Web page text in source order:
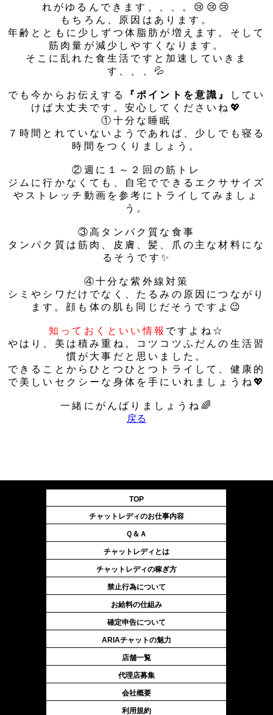
れがゆるんできます、、、。😢😢😢
もちろん、原因はあります。
年齢とともに少しずつ体脂肪が増えます。そして
筋肉量が減少しやすくなります。
そこに乱れた食生活ですと加速していきま
す、、、💦
でも今からお伝えする 『ポイントを意識』
してい
けば大丈夫です。安心してくださいね💖
①十分な睡眠
７時間とれていないようであれば、少しでも寝る
時間をつくりましょう。
②週に１～２回の筋トレ
ジムに行かなくても、自宅でできるエクササイズ
やストレッチ動画を参考にトライしてみましょ
う。
③高タンパク質な食事
タンパク質は筋肉、皮膚、髪、爪の主な材料にな
るそうです✨
④十分な紫外線対策
シミやシワだけでなく、たるみの原因につながり
ます。顔も体の肌も同じだそうですよ😉
知っておくといい情報 ですよね☆
やはり、美は積み重ね。コツコツふだんの生活習
慣が大事だと思いました。
できることからひとつひとつトライして、健康的
で美しいセクシーな身体を手にいれましょうね💖
一緒にがんばりましょうね🌈
戻る
TOP
チャットレディのお仕事内容
Ｑ＆Ａ
チャットレディとは
チャットレディの稼ぎ方
禁止行為について
お給料の仕組み
確定申告について
ARIAチャットの魅力
店舗一覧
代理店募集
会社概要
利用規約